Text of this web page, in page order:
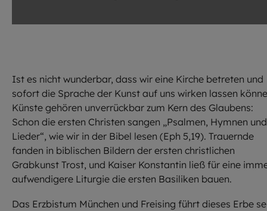
EOM
Ist es nicht wunderbar, dass wir eine Kirche betreten und
sofort die Sprache der Kunst auf uns wirken lassen
Künste gehören unverrückbar zum Kern des Glaubens:
Schon die ersten Christen sangen „Psalmen, Hymnen und
Lieder“, wie wir in der Bibel lesen (Eph 5,19). Trauernde
fanden in biblischen Bildern der ersten christlichen
Grabkunst Trost, und Kaiser Konstantin ließ für eine
aufwendigere Liturgie die ersten Basiliken bauen.
Das Erzbistum München und Freising führt dieses Erbe